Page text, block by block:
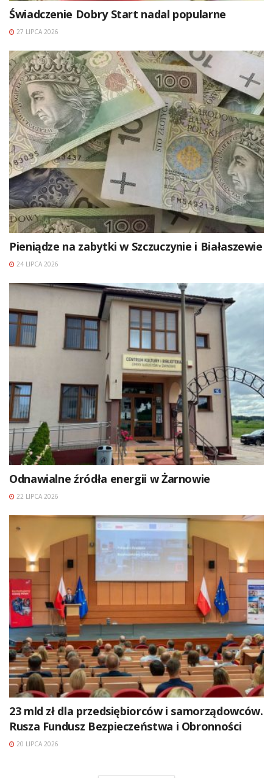
Świadczenie Dobry Start nadal popularne
27 LIPCA 2026
Pieniądze na zabytki w Szczuczynie i Białaszewie
24 LIPCA 2026
Odnawialne źródła energii w Żarnowie
22 LIPCA 2026
23 mld zł dla przedsiębiorców i samorządowców.
Rusza Fundusz Bezpieczeństwa i Obronności
20 LIPCA 2026